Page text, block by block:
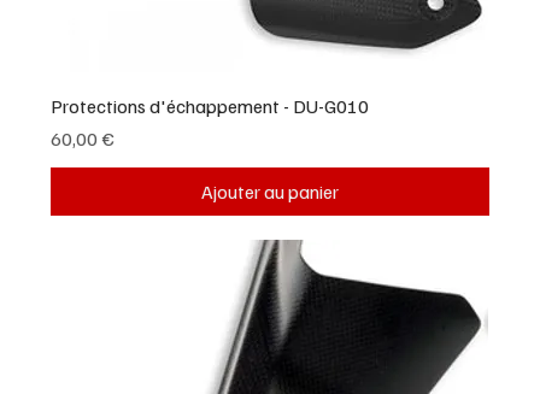
Protections d'échappement - DU-G010
Prix
60,00 €
Ajouter au panier